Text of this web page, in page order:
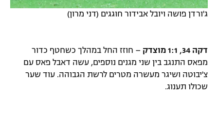
ג'ורדן פושה ויובל אבידור חוגגים (דני מרון)
דקה 34, 1:1 מוצדק
– חוזז החל במהלך כשחטף כדור
מפאס התנגב בין שני מגנים נוספים, עשה דאבל פאס עם
צ'יבוטה ושיגר מעשרה מטרים לרשת הגבוהה. עוד שער
שכולו תענוג.